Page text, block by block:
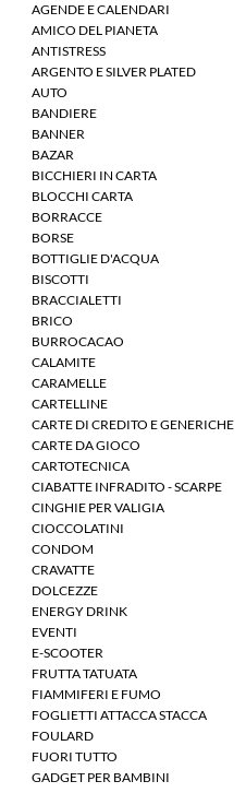
AGENDE E CALENDARI
AMICO DEL PIANETA
ANTISTRESS
ARGENTO E SILVER PLATED
AUTO
BANDIERE
BANNER
BAZAR
BICCHIERI IN CARTA
BLOCCHI CARTA
BORRACCE
BORSE
BOTTIGLIE D'ACQUA
BISCOTTI
BRACCIALETTI
BRICO
BURROCACAO
CALAMITE
CARAMELLE
CARTELLINE
CARTE DI CREDITO E GENERICHE
CARTE DA GIOCO
CARTOTECNICA
CIABATTE INFRADITO - SCARPE
CINGHIE PER VALIGIA
CIOCCOLATINI
CONDOM
CRAVATTE
DOLCEZZE
ENERGY DRINK
EVENTI
E-SCOOTER
FRUTTA TATUATA
FIAMMIFERI E FUMO
FOGLIETTI ATTACCA STACCA
FOULARD
FUORI TUTTO
GADGET PER BAMBINI